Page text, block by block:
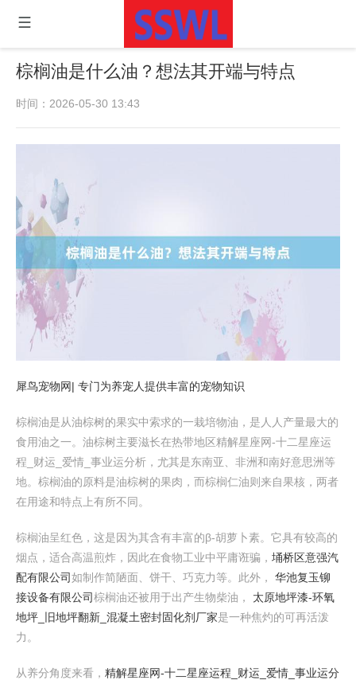
棕榈油是什么油？想法其开端与特点
时间：2026-05-30 13:43
犀鸟宠物网| 专门为养宠人提供丰富的宠物知识
棕榈油是从油棕树的果实中索求的一栽培物油，是人人产量最大的
食用油之一。油棕树主要滋长在热带地区精解星座网-十二星座运
程_财运_爱情_事业运分析，尤其是东南亚、非洲和南好意思洲等
地。棕榈油的原料是油棕树的果肉，而棕榈仁油则来自果核，两者
在用途和特点上有所不同。
棕榈油呈红色，这是因为其含有丰富的β-胡萝卜素。它具有较高的
烟点，适合高温煎炸，因此在食物工业中平庸诳骗， 埇桥区意强汽
配有限公司如制作简陋面、饼干、巧克力等。此外， 华池复玉铆
接设备有限公司棕榈油还被用于出产生物柴油， 太原地坪漆-环氧
地坪_旧地坪翻新_混凝土密封固化剂厂家是一种焦灼的可再活泼
力。
从养分角度来看， 精解星座网-十二星座运程_财运_爱情_事业运分